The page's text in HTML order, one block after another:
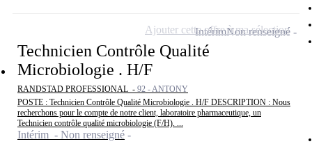
Technicien Contrôle Qualité
Microbiologie . H/F
RANDSTAD PROFESSIONAL - 92 - ANTONY
POSTE : Technicien Contrôle Qualité Microbiologie . H/F DESCRIPTION : Nous
recherchons pour le compte de notre client, laboratoire pharmaceutique, un
Technicien contrôle qualité microbiologie (F/H). ...
Intérim - Non renseigné
IntérimNon renseigné
Ajouter cette offre à ma sélection